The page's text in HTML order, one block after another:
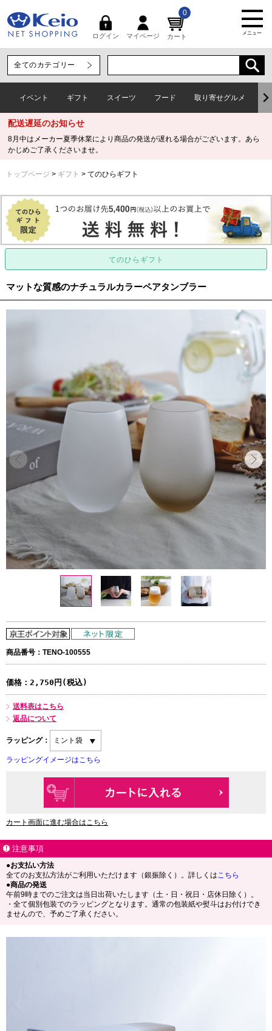
ログイン マイページ カート
0
メニュー
イベント ギフト スイーツ フード 取り寄せグルメ
配送遅延のお知らせ
8月中はメーカー夏季休業により商品の発送が遅れる場合がございます。あら
かじめご了承くださいませ。
トップページ ギフト てのひらギフト
マットな質感のナチュラルカラーペアタンブラー
商品番号：TENO-100555
価格： 2,750円(税込)
送料表はこちら
返品について
ラッピング：
ラッピングイメージはこちら
カート画面に進む場合はこちら
注意事項
●お支払い方法
全てのお支払方法がご利用いただけます（銀振除く）。詳しくはこちら
●商品の発送
午前9時までのご注文は当日出荷いたします（土・日・祝日・店休日除く）。
・全て個別包装でのラッピングとなります。通常の包装紙や熨斗はお付けでき
ませんので、予めご了承ください。